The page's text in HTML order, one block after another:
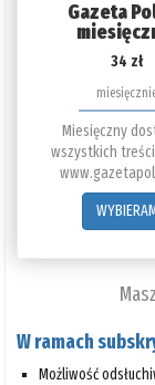
Gazeta
34 zł
Miesięczny
wszystkich
W ramach
Możliwość